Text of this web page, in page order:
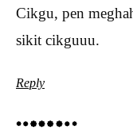
Cikgu, pen
sikit cikguuu.
Reply